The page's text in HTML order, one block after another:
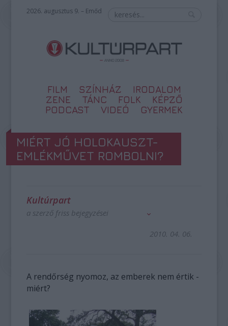
2026. augusztus 9. – Emőd
FILM SZÍNHÁZ
IRODALOM
ZENE
TÁNC FOLK
KÉPZŐ
PODCAST
VIDEÓ GYERMEK
MIÉRT JÓ HOLOKAUSZT-
EMLÉKMŰVET ROMBOLNI?
Kultúrpart
a szerző friss bejegyzései
2010. 04. 06.
A rendőrség nyomoz, az emberek nem értik -
miért?